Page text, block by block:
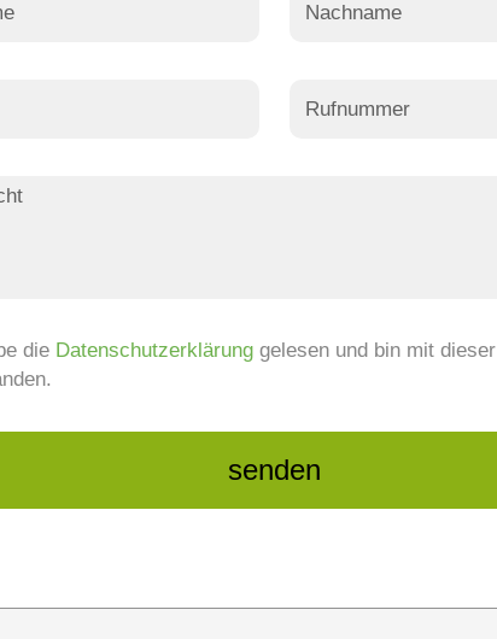
die Datenschutzerklärunggelesen und bin mit dieser
senden